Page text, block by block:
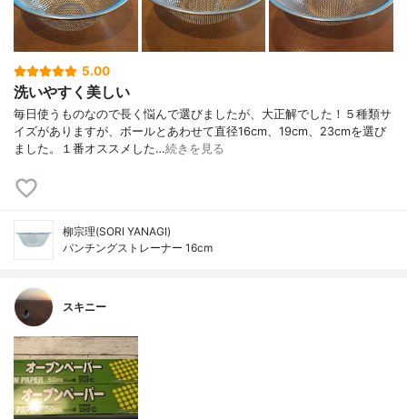
5.00
洗いやすく美しい
毎日使うものなので長く悩んで選びましたが、大正解でした！５種類サ
イズがありますが、ボールとあわせて直径16cm、19cm、23cmを選び
ました。１番オススメした…続きを見る
柳宗理(SORI YANAGI)
パンチングストレーナー 16cm
スキニー